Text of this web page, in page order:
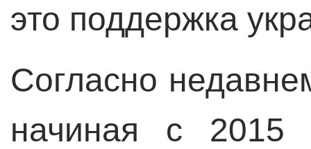
это поддержка
Согласно
начиная с 2015